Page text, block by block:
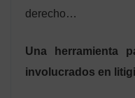
derecho…
Una herramienta
involucrados en